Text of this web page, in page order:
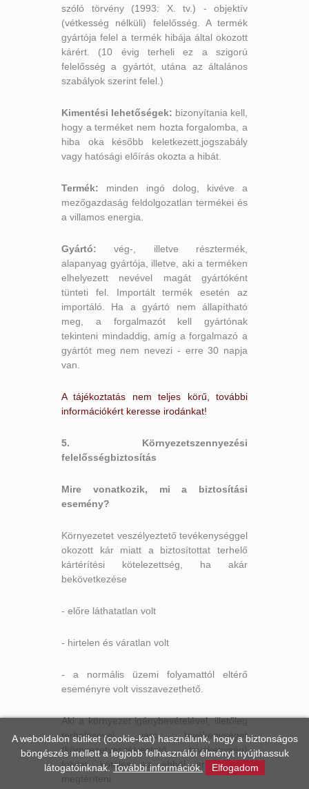
szóló törvény (1993: X. tv.) - objektív
(vétkesség nélküli) felelősség. A termék
gyártója felel a termék hibája által okozott
kárért. (10 évig terheli ez a szigorú
felelősség a gyártót, utána az általános
szabályok szerint felel.)
Kimentési lehetőségek: bizonyítania kell,
hogy a terméket nem hozta forgalomba, a
hiba oka később keletkezett,jogszabály
vagy hatósági előírás okozta a hibát.
Termék: minden ingó dolog, kivéve a
mezőgazdaság feldolgozatlan termékei és
a villamos energia.
Gyártó: vég-, illetve résztermék,
alapanyag gyártója, illetve, aki a terméken
elhelyezett nevével magát gyártóként
tünteti fel. Importált termék esetén az
importáló. Ha a gyártó nem állapítható
meg, a forgalmazót kell gyártónak
tekinteni mindaddig, amíg a forgalmazó a
gyártót meg nem nevezi - erre 30 napja
van.
A tájékoztatás nem teljes körű, további
információkért keresse irodánkat!
5. Környezetszennyezési
felelősségbiztosítás
Mire vonatkozik, mi a biztosítási
esemény?
Környezetet veszélyeztető tevékenységgel
okozott kár miatt a biztosítottat terhelő
kártérítési kötelezettség, ha akár
bekövetkezése
- előre láthatatlan volt
- hirtelen és váratlan volt
- a normális üzemi folyamattól eltérő
eseményre volt visszavezethető.
Aki a környezet igénybevételével, illetőleg
terhelésével járó tevékenységet
(környezetveszélyeztető tevékenység)
folytat, köteles az ebből eredő kárt
megtéríteni.
A weboldalon sütiket (cookie-kat) használunk, hogy a biztonságos
böngészés mellett a legjobb felhasználói élményt nyújthassuk
látogatóinknak.További információk. Elfogadom